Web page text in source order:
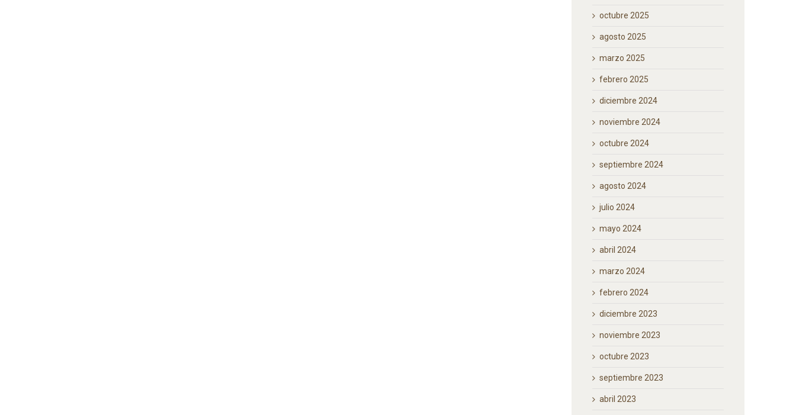
octubre 2025
agosto 2025
marzo 2025
febrero 2025
diciembre 2024
noviembre 2024
octubre 2024
septiembre 2024
agosto 2024
julio 2024
mayo 2024
abril 2024
marzo 2024
febrero 2024
diciembre 2023
noviembre 2023
octubre 2023
septiembre 2023
abril 2023